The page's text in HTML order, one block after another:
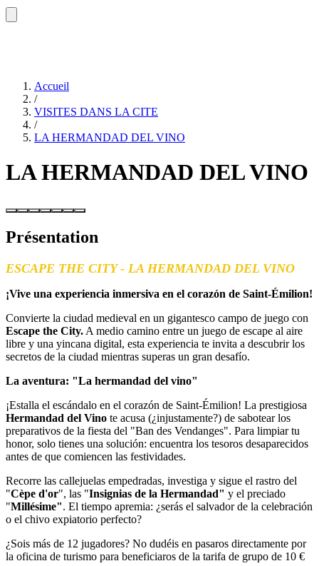
Accueil
/
VISITES DANS LA CITE
/
LA HERMANDAD DEL VINO
LA HERMANDAD DEL VINO
Présentation
ESCAPE THE CITY - LA HERMANDAD DEL VINO
¡Vive una experiencia inmersiva en el corazón de Saint-Émilion!
Convierte la ciudad medieval en un gigantesco campo de juego con
Escape the City. A medio camino entre un juego de escape al aire
libre y una yincana digital, esta experiencia te invita a descubrir los
secretos de la ciudad mientras superas un gran desafío.
La aventura: "La hermandad del vino"
¡Estalla el escándalo en el corazón de Saint-Émilion! La prestigiosa
Hermandad del Vino te acusa (¿injustamente?) de sabotear los
preparativos de la fiesta del "Ban des Vendanges". Para limpiar tu
honor, solo tienes una solución: encuentra los tesoros desaparecidos
antes de que comiencen las festividades.
Recorre las callejuelas empedradas, investiga y sigue el rastro del
"Cèpe d'or", las "Insignias de la Hermandad" y el preciado
"Millésime". El tiempo apremia: ¿serás el salvador de la celebración
o el chivo expiatorio perfecto?
¿Sois más de 12 jugadores? No dudéis en pasaros directamente por
la oficina de turismo para beneficiaros de la tarifa de grupo de 10 €